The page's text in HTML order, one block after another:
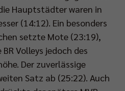
Hauptstädter waren in
(14:12). Ein besonders
setzte Mote (23:19),
Volleys jedoch des
Der zuverlässige
Satz ab (25:22). Auch